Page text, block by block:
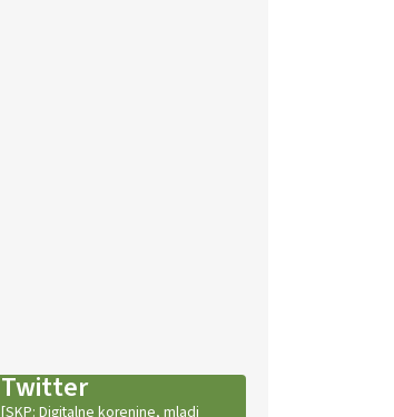
Twitter
[SKP: Digitalne korenine, mladi